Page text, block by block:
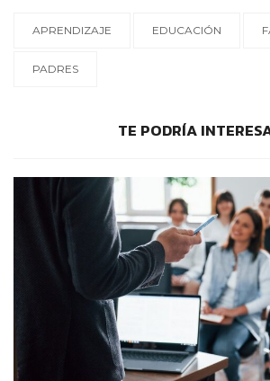
APRENDIZAJE EDUCACIÓN
PADRES
TE PODRÍA